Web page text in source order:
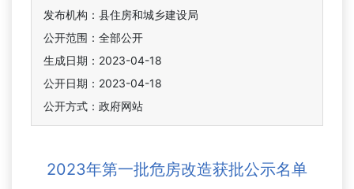
发布机构：县住房和城乡建设局
公开范围：全部公开
生成日期：2023-04-18
公开日期：2023-04-18
公开方式：政府网站
2023年第一批危房改造获批公示名单